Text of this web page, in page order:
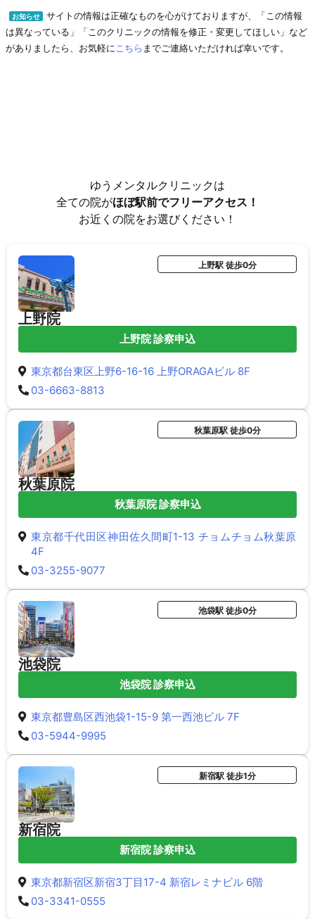
お知らせ
サイトの情報は正確なものを心がけておりますが、「この情報
は異なっている」「このクリニックの情報を修正・変更してほしい」など
がありましたら、お気軽に こちら までご連絡いただければ幸いです。
ゆうメンタルクリニックは
全ての院がほぼ駅前でフリーアクセス！
お近くの院をお選びください！
上野院
上野駅 徒歩0分
上野院 診察申込
東京都台東区上野6-16-16 上野ORAGAビル 8F
03-6663-8813
秋葉原院
秋葉原駅 徒歩0分
秋葉原院 診察申込
東京都千代田区神田佐久間町1-13 チョムチョム秋葉原
4F
03-3255-9077
池袋院
池袋駅 徒歩0分
池袋院 診察申込
東京都豊島区西池袋1-15-9 第一西池ビル 7F
03-5944-9995
新宿院
新宿駅 徒歩1分
新宿院 診察申込
東京都新宿区新宿3丁目17-4 新宿レミナビル 6階
03-3341-0555